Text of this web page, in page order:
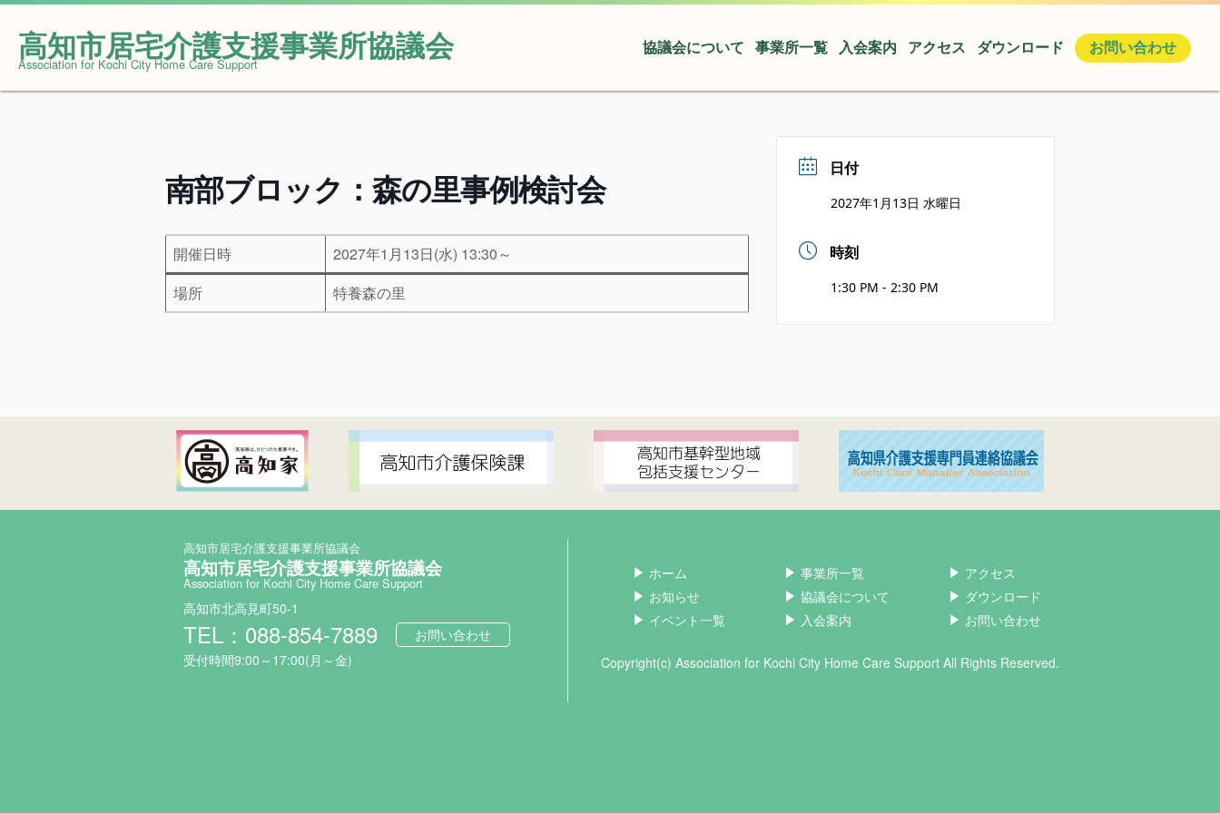
Skip
content
高知市居宅介護支援事業所協議会
Association for Kochi City Home Care Support
協議会について 事業所一覧 入会案内 アクセス ダウンロード お問い合わせ
南部ブロック：森の里事例検討会
開催日時
2027年1月13日(水) 13:30～
場所
特養森の里
日付
2027年1月13日 水曜日
時刻
1:30 PM - 2:30 PM
高知市居宅介護支援事業所協議会
高知市居宅介護支援事業所協議会
Association for Kochi City Home Care Support
高知市北高見町50-1
TEL：088-854-7889
受付時間9:00～17:00(月～金)
お問い合わせ
ホーム
お知らせ
イベント一覧
事業所一覧
協議会について
入会案内
アクセス
ダウンロード
お問い合わせ
Copyright(c) Association for Kochi City Home Care Support All Rights Reserved.